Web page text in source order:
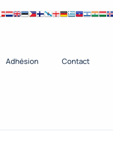
Adhésion Contact